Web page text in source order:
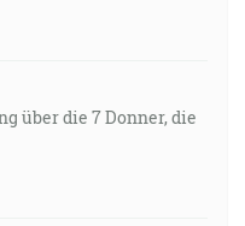
über die 7 Donner, die